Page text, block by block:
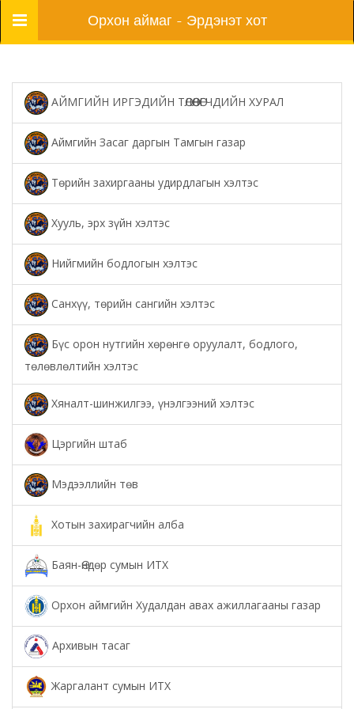
Цэс Орхон аймаг - Эрдэнэт хот
АЙМГИЙН ИРГЭДИЙН ТӨЛӨӨЛӨГЧДИЙН ХУРАЛ
Аймгийн Засаг даргын Тамгын газар
Төрийн захиргааны удирдлагын хэлтэс
Хууль, эрх зүйн хэлтэс
Нийгмийн бодлогын хэлтэс
Санхүү, төрийн сангийн хэлтэс
Бүс орон нутгийн хөрөнгө оруулалт, бодлого,
төлөвлөлтийн хэлтэс
Хяналт-шинжилгээ, үнэлгээний хэлтэс
Цэргийн штаб
Мэдээллийн төв
Хотын захирагчийн алба
Баян-Өндөр сумын ИТХ
Орхон аймгийн Худалдан авах ажиллагааны газар
Архивын тасаг
Жаргалант сумын ИТХ